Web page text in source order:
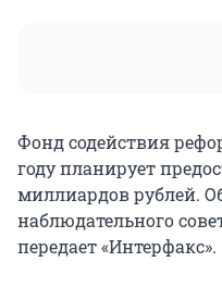
Фонд содействия
году планирует
миллиардов рублей.
наблюдательного
передает «Интерфакс».